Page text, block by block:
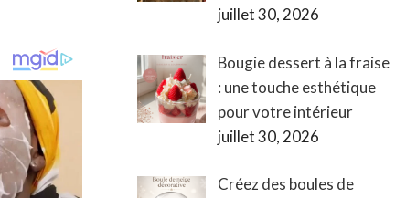
juillet 30, 2026
Bougie dessert à la fraise
: une touche esthétique
pour votre intérieur
juillet 30, 2026
Créez des boules de